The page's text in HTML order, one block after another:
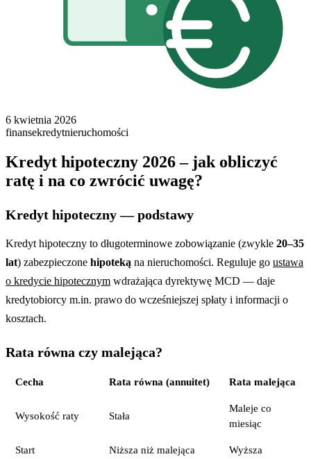
6 kwietnia 2026
finansekredytnieruchomości
Kredyt hipoteczny 2026 – jak obliczyć
ratę i na co zwrócić uwagę?
Kredyt hipoteczny — podstawy
Kredyt hipoteczny to długoterminowe zobowiązanie (zwykle 20–35
lat) zabezpieczone hipoteką na nieruchomości. Reguluje go ustawa
o kredycie hipotecznym wdrażająca dyrektywę MCD — daje
kredytobiorcy m.in. prawo do wcześniejszej spłaty i informacji o
kosztach.
Rata równa czy malejąca?
Cecha Rata równa (annuitet) Rata malejąca
Wysokość raty Stała
Maleje co
miesiąc
Start Niższa niż malejąca Wyższa